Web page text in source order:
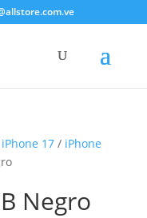
iPhone 17/ iPhone
Negro